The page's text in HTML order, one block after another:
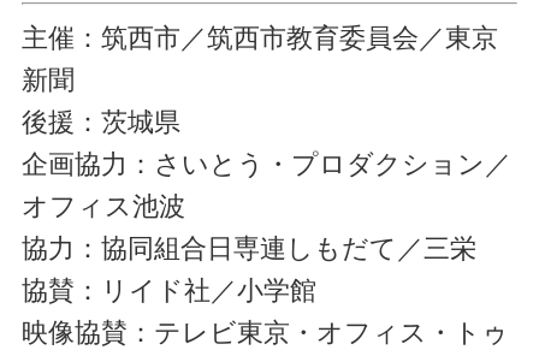
主催：筑西市／筑西市教育委員会／東京
新聞
後援：茨城県
企画協力：さいとう・プロダクション／
オフィス池波
協力：協同組合日専連しもだて／三栄
協賛：リイド社／小学館
映像協賛：テレビ東京・オフィス・トゥ